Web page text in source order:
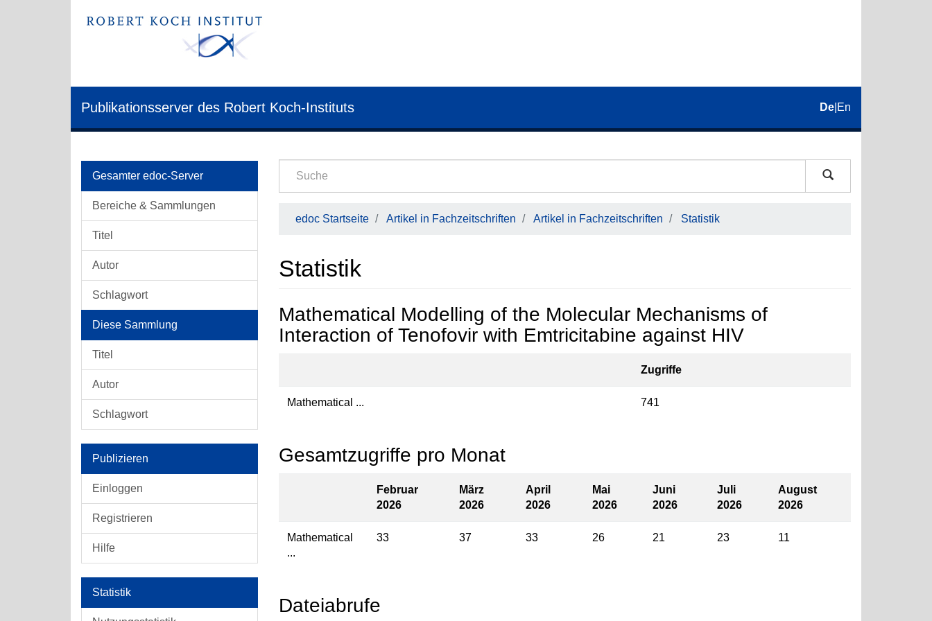
Publikationsserver des Robert Koch-Instituts De En
Gesamter edoc-Server
Bereiche & Sammlungen
Titel
Autor
Schlagwort
Diese Sammlung
Titel
Autor
Schlagwort
Publizieren
Einloggen
Registrieren
Hilfe
Statistik
edoc Startseite Artikel in Fachzeitschriften Artikel in Fachzeitschriften Statistik
Statistik
Mathematical Modelling of the Molecular Mechanisms of
Interaction of Tenofovir with Emtricitabine against HIV
Zugriffe
Mathematical ... 741
Gesamtzugriffe pro Monat
Februar
2026
März
2026
April
2026
Mai
2026
Juni
2026
Juli
2026
August
2026
Mathematical
...
33 37 33 26 21 23 11
Dateiabrufe